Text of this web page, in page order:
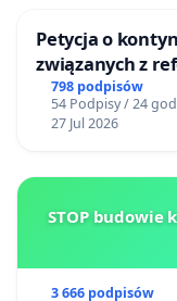
Petycja o
związanych z
798 podpisów
54 Podpisy / 24
27 Jul 2026
STOP budowie
3 666 podpisów